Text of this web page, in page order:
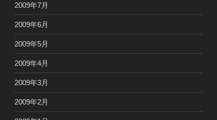
2009年7月
2009年6月
2009年5月
2009年4月
2009年3月
2009年2月